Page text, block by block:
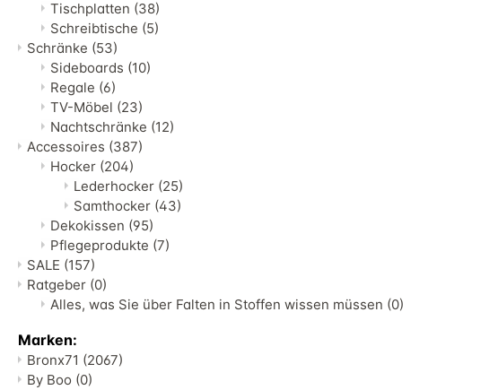
Tischplatten (38)
Schreibtische (5)
Schränke (53)
Sideboards (10)
Regale (6)
TV-Möbel (23)
Nachtschränke (12)
Accessoires (387)
Hocker (204)
Lederhocker (25)
Samthocker (43)
Dekokissen (95)
Pflegeprodukte (7)
SALE (157)
Ratgeber (0)
Alles, was Sie über Falten in Stoffen wissen müssen (0)
Marken:
Bronx71 (2067)
By Boo (0)